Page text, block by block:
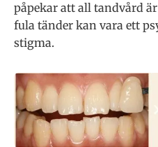
påpekar att all tandvård
fula tänder kan vara ett
stigma.